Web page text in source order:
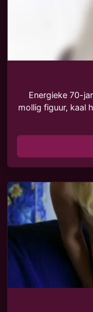
Energieke 70-
mollig figuur, kaal